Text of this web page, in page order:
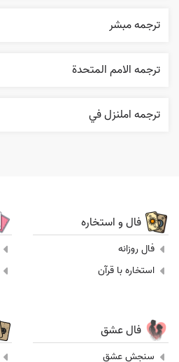
ترجمه مبشر
ترجمه الامم المتحدة
ترجمه املنزل في
فال و استخاره
فال روزانه
استخاره با قرآن
فال عشق
سنجش عشق